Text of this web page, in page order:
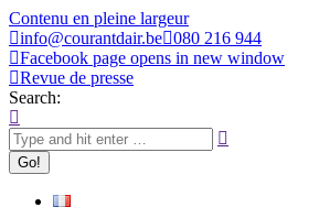
Contenu en pleine largeur
info@courantdair.be 080 216 944
Facebook page opens in new window
Revue de presse
Search: